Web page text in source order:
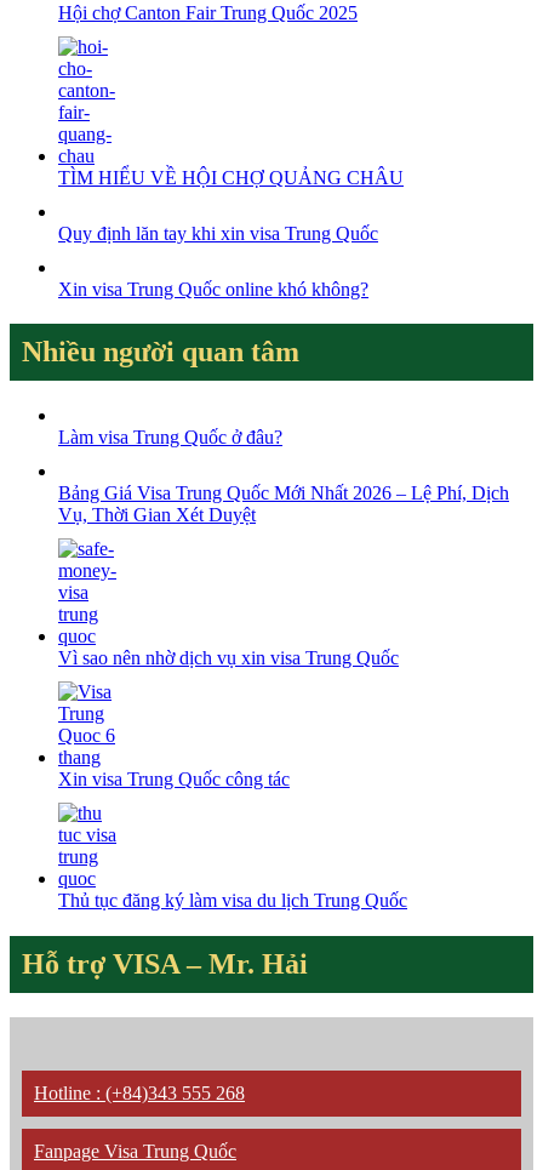
Hội chợ Canton Fair Trung Quốc 2025
TÌM HIỂU VỀ HỘI CHỢ QUẢNG CHÂU
Quy định lăn tay khi xin visa Trung Quốc
Xin visa Trung Quốc online khó không?
Nhiều người quan tâm
Làm visa Trung Quốc ở đâu?
Bảng Giá Visa Trung Quốc Mới Nhất 2026 – Lệ Phí, Dịch
Vụ, Thời Gian Xét Duyệt
Vì sao nên nhờ dịch vụ xin visa Trung Quốc
Xin visa Trung Quốc công tác
Thủ tục đăng ký làm visa du lịch Trung Quốc
Hỗ trợ VISA – Mr. Hải
Hotline : (+84)343 555 268
Fanpage Visa Trung Quốc